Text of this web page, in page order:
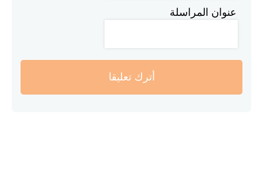
عنوان المراسلة
أترك تعليقا